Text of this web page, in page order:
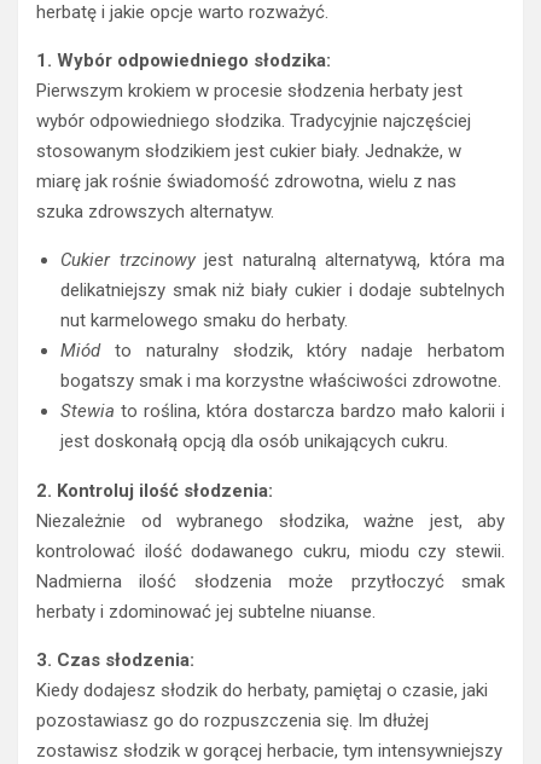
herbatę i jakie opcje warto rozważyć.
1. Wybór odpowiedniego słodzika:
Pierwszym krokiem w procesie słodzenia herbaty jest
wybór odpowiedniego słodzika. Tradycyjnie najczęściej
stosowanym słodzikiem jest cukier biały. Jednakże, w
miarę jak rośnie świadomość zdrowotna, wielu z nas
szuka zdrowszych alternatyw.
Cukier trzcinowyjest naturalną alternatywą, która ma
delikatniejszy smak niż biały cukier i dodaje subtelnych
nut karmelowego smaku do herbaty.
Miódto naturalny słodzik, który nadaje herbatom
bogatszy smak i ma korzystne właściwości zdrowotne.
Stewia to roślina, która dostarcza bardzo mało kalorii i
jest doskonałą opcją dla osób unikających cukru.
2. Kontroluj ilość słodzenia:
Niezależnie od wybranego słodzika, ważne jest, aby
kontrolować ilość dodawanego cukru, miodu czy stewii.
Nadmierna ilość słodzenia może przytłoczyć smak
herbaty i zdominować jej subtelne niuanse.
3. Czas słodzenia:
Kiedy dodajesz słodzik do herbaty, pamiętaj o czasie, jaki
pozostawiasz go do rozpuszczenia się. Im dłużej
zostawisz słodzik w gorącej herbacie, tym intensywniejszy